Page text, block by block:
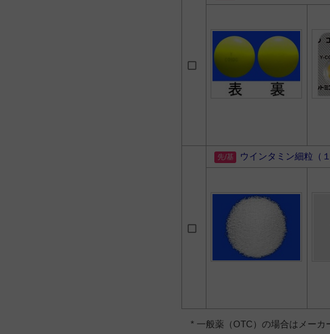
ウインタミン細粒（１
* 一般薬（OTC）の場合はメーカ